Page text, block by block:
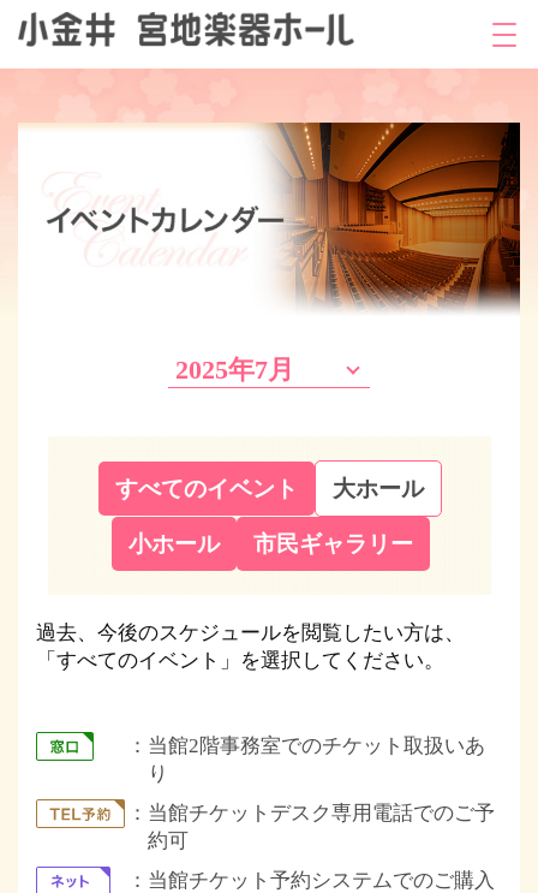
2025年7月
すべてのイベント 大ホール
小ホール 市民ギャラリー
過去、今後のスケジュールを閲覧したい方は、
「すべてのイベント」を選択してください。
当館2階事務室でのチケット取扱いあ
り
当館チケットデスク専用電話でのご予
約可
当館チケット予約システムでのご購入